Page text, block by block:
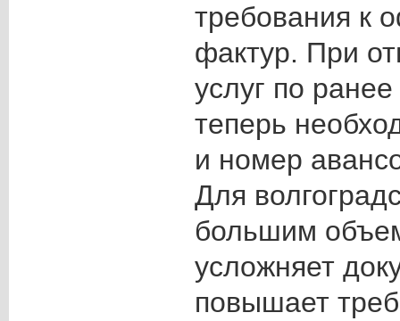
требования к
фактур. При
услуг по
теперь
и номер
Для
большим
усложняет
повышает